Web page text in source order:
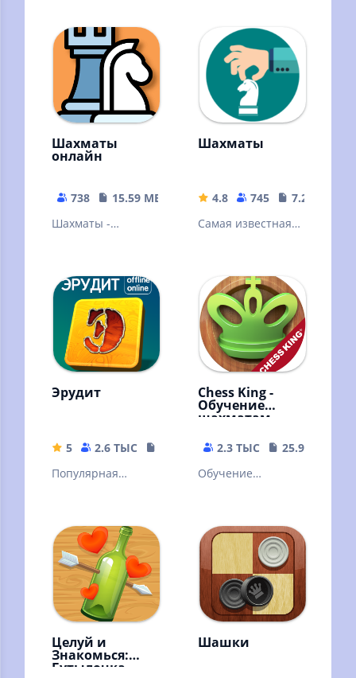
Шахматы
онлайн
738
15.59 MB
Шахматы -
стратегическая
игра
Шахматы
4.8 745
7.27 MB
Самая известная
(Stockfish)
Эрудит
5 2.6 ТЫС
42.89 MB
Популярная
Знакомая многим с
детства
Chess King -
Обучение
шахматам
2.3 ТЫС
25.93 MB
Обучение
наглядным!
Множество задач
и уроков!
Целуй и
Знакомься:
Бутылочка
Шашки